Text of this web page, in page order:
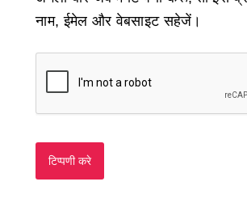
नाम, ईमेल और वेबसाइट सहेजें।